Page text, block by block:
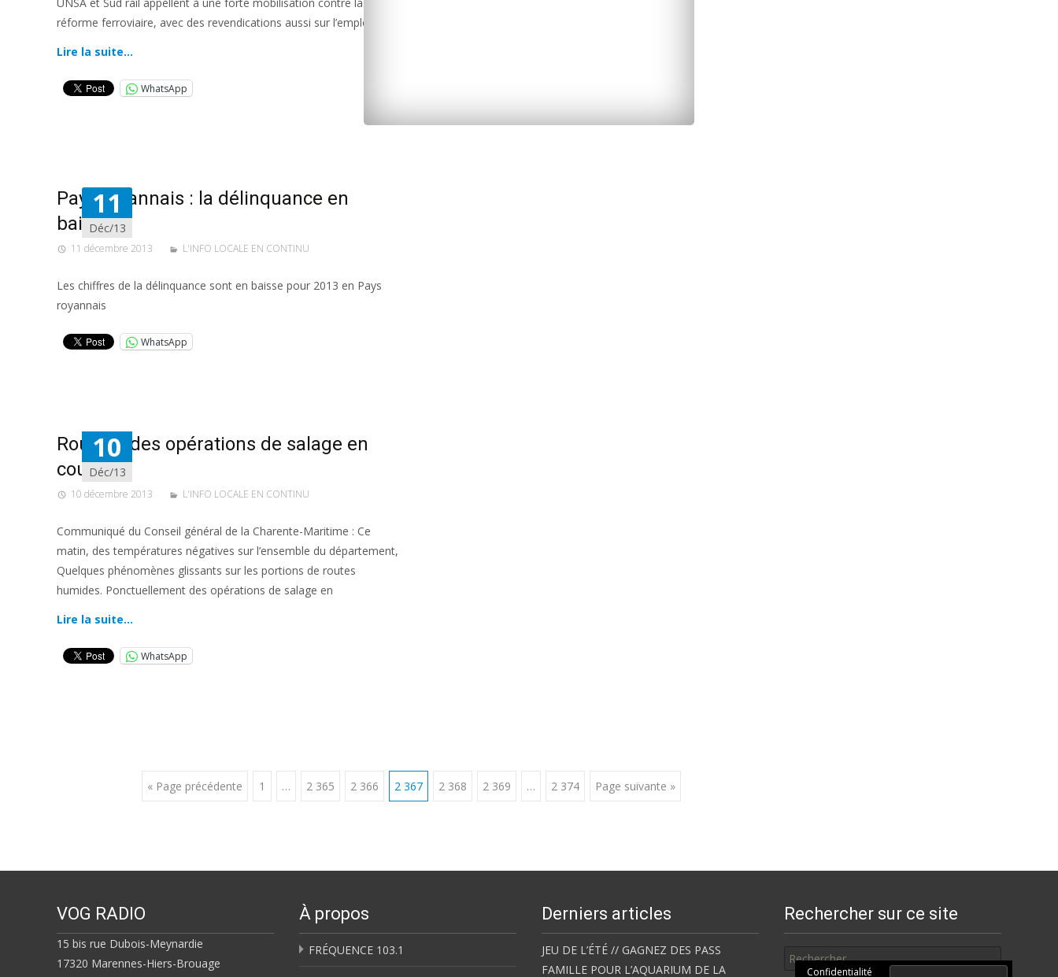
réforme ferroviaire, avec des revendications aussi sur l’emploi, les
Lire la suite…
WhatsApp
11
Déc/13
Pays royannais : la délinquance en
baisse
11 décembre 2013 L'INFO LOCALE EN CONTINU
Les chiffres de la délinquance sont en baisse pour 2013 en Pays
royannais
WhatsApp
10
Déc/13
Routes : des opérations de salage en
cours
10 décembre 2013 L'INFO LOCALE EN CONTINU
Communiqué du Conseil général de la Charente-Maritime : Ce
matin, des températures négatives sur l’ensemble du département,
Quelques phénomènes glissants sur les portions de routes
humides. Ponctuellement des opérations de salage en
Lire la suite…
WhatsApp
Posts« Page précédente 1 … 2 365 2 366 2 367 2 368 2 369 … 2 374 Page suivante »
VOG RADIO
15 bis rue Dubois-Meynardie
17320 Marennes-Hiers-Brouage
À propos
FRÉQUENCE 103.1
Derniers articles
JEU DE L’ÉTÉ // GAGNEZ DES PASS
FAMILLE POUR L’AQUARIUM DE LA
Rechercher sur ce site
Confidentialité